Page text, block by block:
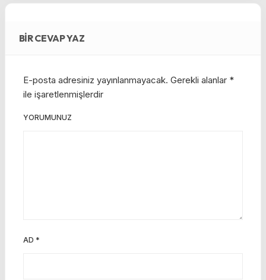
BIR CEVAP YAZ
E-posta adresiniz yayınlanmayacak. Gerekli alanlar *
ile işaretlenmişlerdir
YORUMUNUZ
AD *